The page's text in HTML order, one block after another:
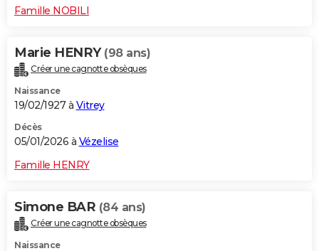
Famille NOBILI
Marie HENRY (98 ans)
Créer une cagnotte obsèques
Naissance
19/02/1927 à Vitrey
Décès
05/01/2026 à Vézelise
Famille HENRY
Simone BAR (84 ans)
Créer une cagnotte obsèques
Naissance